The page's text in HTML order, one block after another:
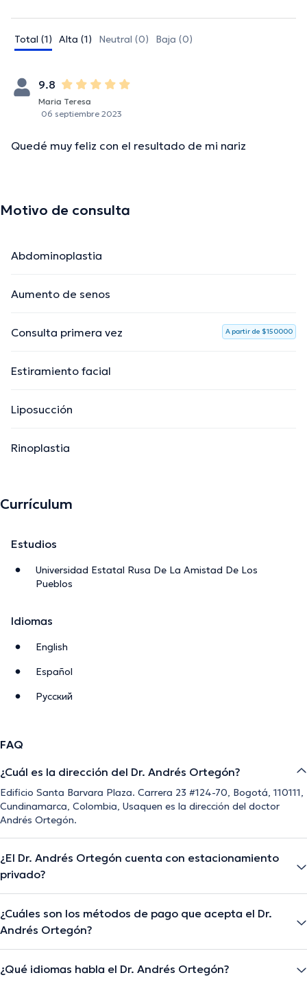
Total (1) Alta (1) Neutral (0) Baja (0)
9.8
Maria Teresa
06 septiembre 2023
Quedé muy feliz con el resultado de mi nariz
Motivo de consulta
Abdominoplastia
Aumento de senos
Consulta primera vez A partir de $150000
Estiramiento facial
Liposucción
Rinoplastia
Currículum
Estudios
Universidad Estatal Rusa De La Amistad De Los
Pueblos
Idiomas
English
Español
Pусский
FAQ
¿Cuál es la dirección del Dr. Andrés Ortegón?
Edificio Santa Barvara Plaza. Carrera 23 #124-70, Bogotá, 110111,
Cundinamarca, Colombia, Usaquen es la dirección del doctor
Andrés Ortegón.
¿El Dr. Andrés Ortegón cuenta con estacionamiento
privado?
¿Cuáles son los métodos de pago que acepta el Dr.
Andrés Ortegón?
¿Qué idiomas habla el Dr. Andrés Ortegón?